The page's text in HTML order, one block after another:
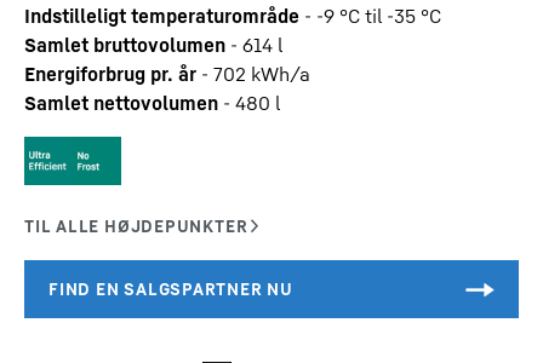
Indstilleligt temperaturområde - -9 °C til -35 °C
Samlet bruttovolumen - 614 l
Energiforbrug pr. år - 702 kWh/a
Samlet nettovolumen - 480 l